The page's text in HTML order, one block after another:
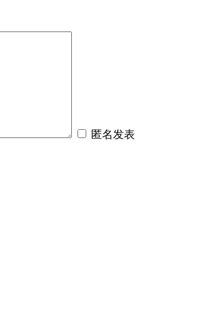
匿名发表